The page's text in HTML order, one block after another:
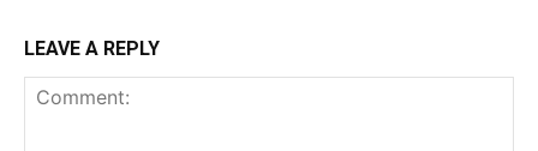
LEAVE A REPLY